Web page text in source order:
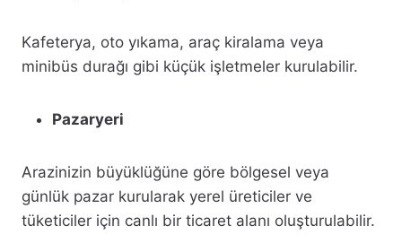
Kafeterya, oto yıkama, araç kiralama veya
minibüs durağı gibi küçük işletmeler kurulabilir.
Pazaryeri
Arazinizin büyüklüğüne göre bölgesel veya
günlük pazar kurularak yerel üreticiler ve
tüketiciler için canlı bir ticaret alanı oluşturulabilir.